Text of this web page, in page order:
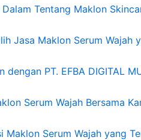
Tentang Maklon
Jasa Maklon Serum Wajah
dengan PT. EFBA DIGITAL
Serum Wajah Bersama
Maklon Serum Wajah yang